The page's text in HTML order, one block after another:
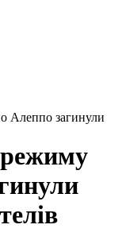
Алеппо загинули
режиму